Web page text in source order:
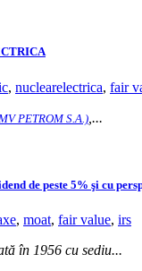
, nuclearelectrica, fair
PETROM S.A.) ,...
de peste 5% şi cu
, moat, fair value, irs
în 1956 cu sediu...